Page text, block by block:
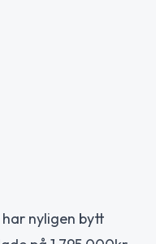
har nyligen bytt